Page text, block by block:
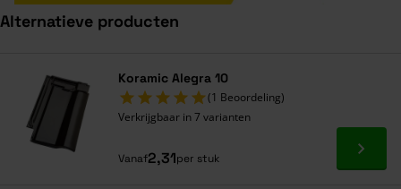
Alternatieve producten
Koramic Alegra 10
(1 Beoordeling)
Verkrijgbaar in 7 varianten
Vanaf2,31per stuk Ga